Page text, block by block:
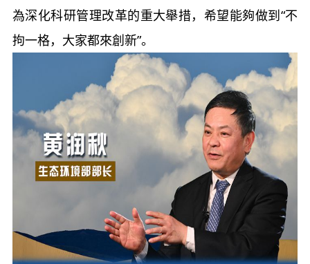
為深化科研管理改革的重大舉措，希望能夠做到“不
拘一格，大家都來創新”。